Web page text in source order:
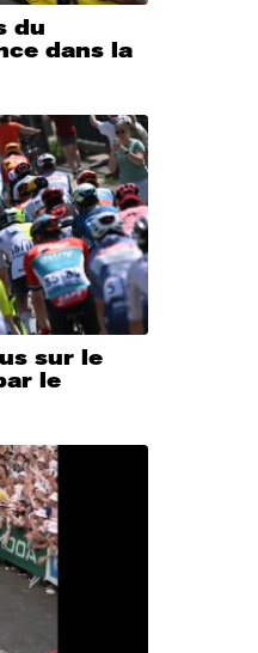
du
dans la
sur le
le